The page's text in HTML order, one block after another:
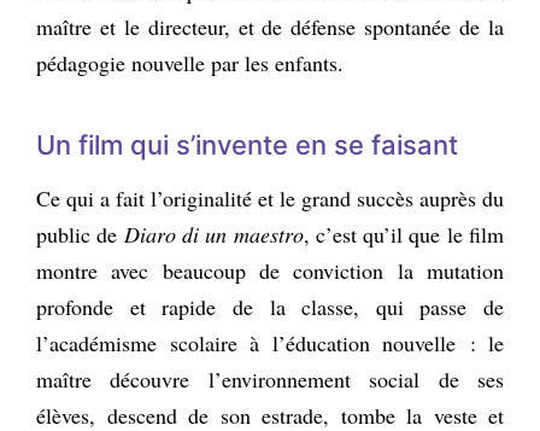
maître et le directeur, et de défense spontanée de la
pédagogie nouvelle par les enfants.
Un film qui s’invente en se faisant
Ce qui a fait l’originalité et le grand succès auprès du
public de Diaro di un maestro, c’est qu’il que le film
montre avec beaucoup de conviction la mutation
profonde et rapide de la classe, qui passe de
l’académisme scolaire à l’éducation nouvelle : le
maître découvre l’environnement social de ses
élèves, descend de son estrade, tombe la veste et